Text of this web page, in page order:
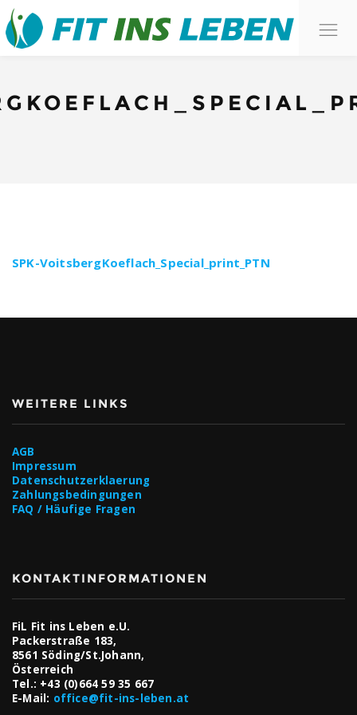
SPK-VoitsbergKoeflach_Special_print_PTN
WEITERE LINKS
AGB
Impressum
Datenschutzerklaerung
Zahlungsbedingungen
FAQ / Häufige Fragen
KONTAKTINFORMATIONEN
FiL Fit ins Leben e.U.
Packerstraße 183,
8561 Söding/St.Johann,
Österreich
Tel.: +43 (0)664 59 35 667
E-Mail: office@fit-ins-leben.at